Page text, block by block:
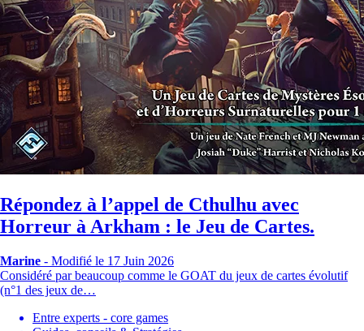
Répondez à l’appel de Cthulhu avec
Horreur à Arkham : le Jeu de Cartes.
Marine - Modifié le 17 Juin 2026
Considéré par beaucoup comme le GOAT du jeux de cartes évolutif
(n°1 des jeux de…
Entre experts - core games